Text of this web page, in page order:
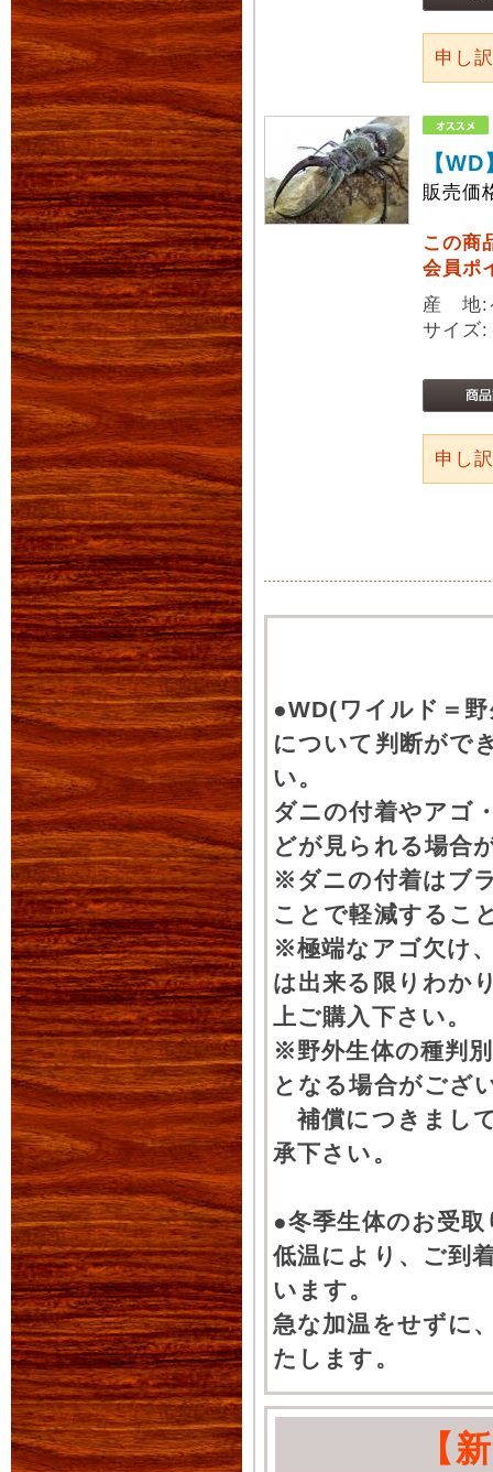
申し
【
販売価
この商
会員ポ
産 地:
サイ
申し
●WD(ワイルド＝
について判断がで
い。
ダニの付着やアゴ
どが見られる場合
※ダニの付着はブ
ことで軽減するこ
※極端なアゴ欠け
は出来る限りわか
上ご購入下さい。
※野外生体の種判
となる場合がござ
補償につきまし
承下さい。
●冬季生体のお受
低温により、ご到
います。
急な加温をせずに
たします。
【